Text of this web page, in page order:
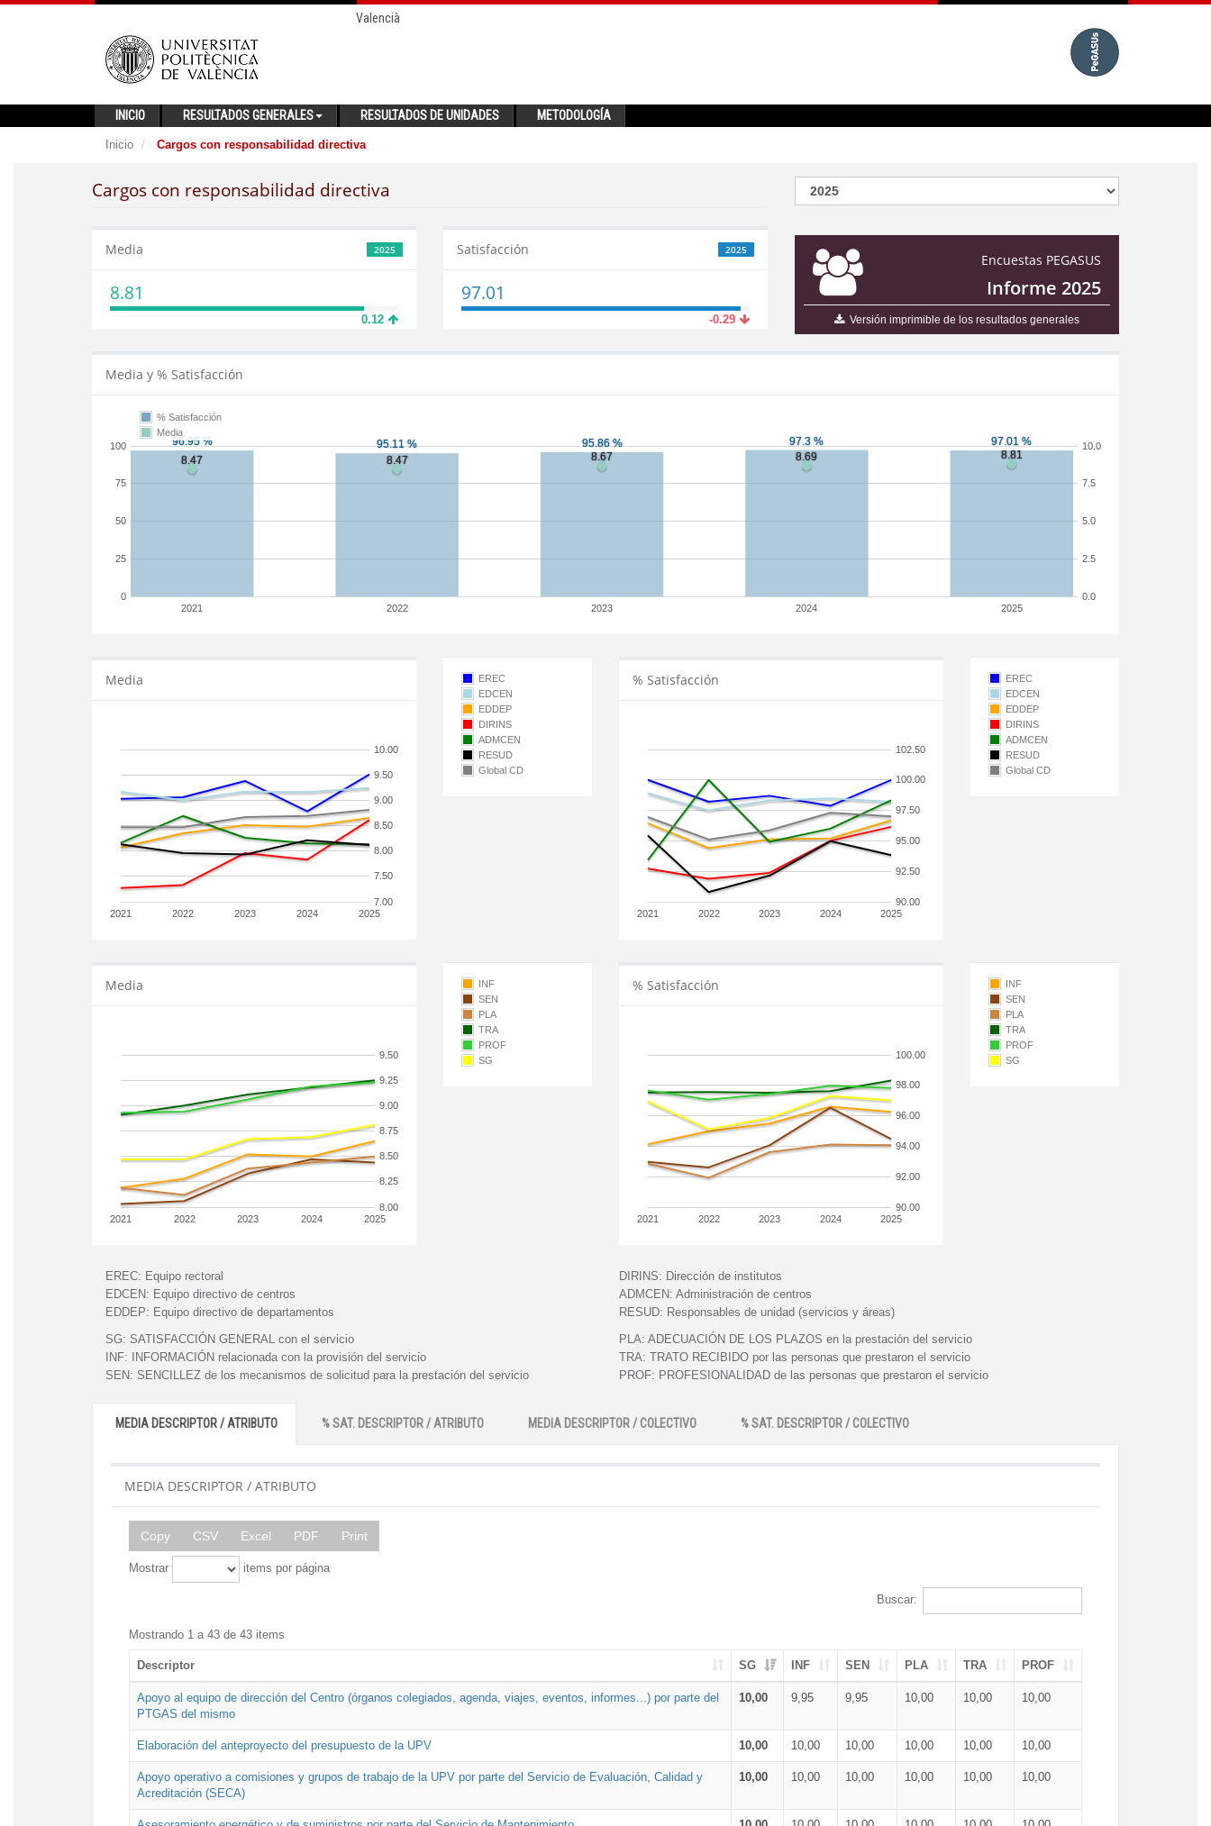
Valencià
INICIO RESULTADOS GENERALES RESULTADOS DE UNIDADES METODOLOGÍA
Inicio Cargos con responsabilidad directiva
Cargos con responsabilidad directiva
Encuestas PEGASUS
Informe 2025
Versión imprimible de los resultados generales
2025
Media
8.81
0.12
2025
Satisfacción
97.01
-0.29
Media y % Satisfacción
2021 2022 2023 2024 2025
0
25
50
75
100
0.0
2.5
5.0
7.5
10.0
% Satisfacción
Media
Media
2021 2022 2023 2024 2025
7.00
7.50
8.00
8.50
9.00
9.50
10.00
EREC
EDCEN
EDDEP
DIRINS
ADMCEN
RESUD
Global CD
% Satisfacción
2021 2022 2023 2024 2025
90.00
92.50
95.00
97.50
100.00
102.50
EREC
EDCEN
EDDEP
DIRINS
ADMCEN
RESUD
Global CD
Media
2021 2022 2023 2024 2025
8.00
8.25
8.50
8.75
9.00
9.25
9.50
INF
SEN
PLA
TRA
PROF
SG
% Satisfacción
2021 2022 2023 2024 2025
90.00
92.00
94.00
96.00
98.00
100.00
INF
SEN
PLA
TRA
PROF
SG
EREC: Equipo rectoral
EDCEN: Equipo directivo de centros
EDDEP: Equipo directivo de departamentos
DIRINS: Dirección de institutos
ADMCEN: Administración de centros
RESUD: Responsables de unidad (servicios y áreas)
SG: SATISFACCIÓN GENERAL con el servicio
INF:
INFORMACIÓN relacionada con la provisión del servicio
SEN: SENCILLEZ de los mecanismos de solicitud para la prestación del servicio
PLA: ADECUACIÓN DE LOS PLAZOS en la prestación del servicio
TRA: TRATO RECIBIDO por las personas que prestaron el servicio
PROF: PROFESIONALIDAD de las personas que prestaron el servicio
MEDIA DESCRIPTOR / ATRIBUTO % SAT. DESCRIPTOR / ATRIBUTO MEDIA DESCRIPTOR / COLECTIVO % SAT. DESCRIPTOR / COLECTIVO
MEDIA DESCRIPTOR / ATRIBUTO
Copy CSV Excel PDF Print
Mostrar items por página
Buscar:
Mostrando 1 a 43 de 43 items
Descriptor SG INF SEN PLA TRA PROF
Apoyo al equipo de dirección del Centro (órganos colegiados, agenda, viajes, eventos, informes...) por parte del
PTGAS del mismo
10,00 9,95 9,95 10,00 10,00 10,00
Elaboración del anteproyecto del presupuesto de la UPV 10,00 10,00 10,00 10,00 10,00 10,00
Apoyo operativo a comisiones y grupos de trabajo de la UPV por parte del Servicio de Evaluación, Calidad y
Acreditación (SECA)
10,00 10,00 10,00 10,00 10,00 10,00